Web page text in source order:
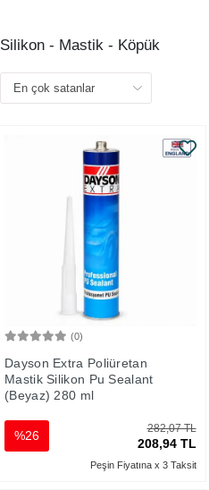
Silikon - Mastik - Köpük
(0)
Dayson Extra Poliüretan
Mastik Silikon Pu Sealant
(Beyaz) 280 ml
282,07 TL
208,94 TL
%26
Peşin Fiyatına x 3 Taksit